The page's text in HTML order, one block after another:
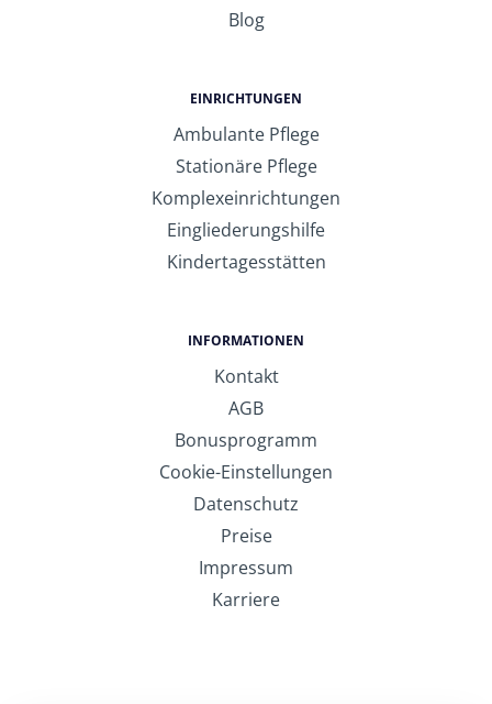
Blog
EINRICHTUNGEN
Ambulante Pflege
Stationäre Pflege
Komplexeinrichtungen
Eingliederungshilfe
Kindertagesstätten
INFORMATIONEN
Kontakt
AGB
Bonusprogramm
Cookie-Einstellungen
Datenschutz
Preise
Impressum
Karriere